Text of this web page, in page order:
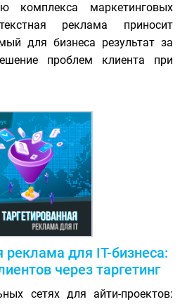
комплекса маркетинговых
реклама приносит
для бизнеса результат за
проблем клиента при
реклама для IT-бизнеса:
через таргетинг
сетях для айти-проектов: